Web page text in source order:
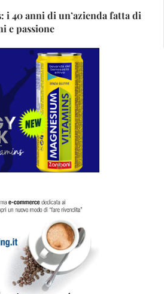
i 40 anni di un’azienda fatta di
e passione